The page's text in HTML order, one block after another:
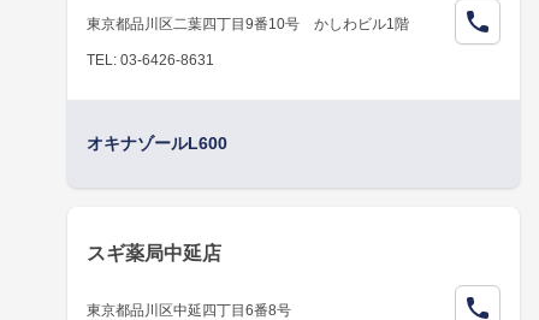
東京都品川区二葉四丁目9番10号 かしわビル1階
TEL: 03-6426-8631
オキナゾールL600
スギ薬局中延店
東京都品川区中延四丁目6番8号